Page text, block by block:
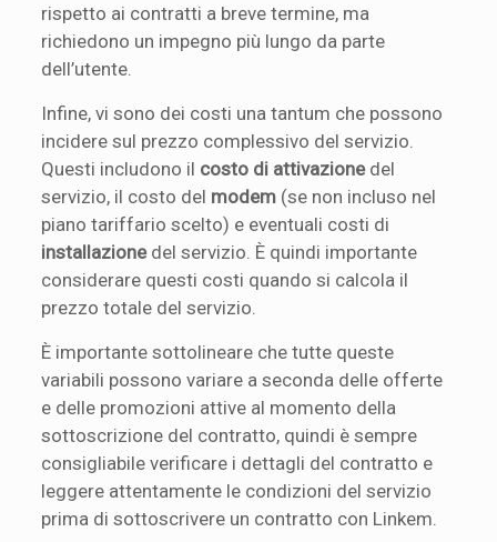
rispetto ai contratti a breve termine, ma
richiedono un impegno più lungo da parte
dell’utente.
Infine, vi sono dei costi una tantum che possono
incidere sul prezzo complessivo del servizio.
Questi includono il costo di attivazionedel
servizio, il costo del modem (se non incluso nel
piano tariffario scelto) e eventuali costi di
installazionedel servizio. È quindi importante
considerare questi costi quando si calcola il
prezzo totale del servizio.
È importante sottolineare che tutte queste
variabili possono variare a seconda delle offerte
e delle promozioni attive al momento della
sottoscrizione del contratto, quindi è sempre
consigliabile verificare i dettagli del contratto e
leggere attentamente le condizioni del servizio
prima di sottoscrivere un contratto con Linkem.